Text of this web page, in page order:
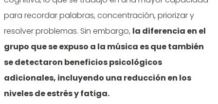
para recordar palabras, concentración, priorizar y
resolver problemas. Sin embargo, la diferencia en el
grupo que se expuso a la música es que también
se detectaron beneficios psicológicos
adicionales, incluyendo una reducción en los
niveles de estrés y fatiga.